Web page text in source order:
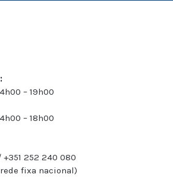
– 19h00
– 18h00
+351 252 240 080
fixa nacional)